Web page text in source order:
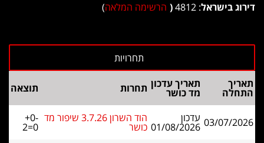
דירוג בישראל: 4812
( הרשימה המלאה)
תאריך
התחלה
תאריך עדכון
מד כושר תחרות תוצאה
03/07/2026 עדכון
01/08/2026
הוד השרון 3.7.26 שיפור מד
כושר
+0-
2=0